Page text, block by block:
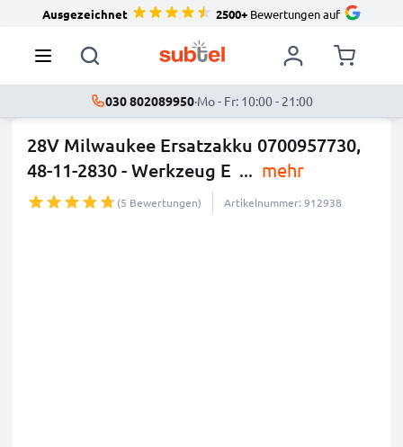
Ausgezeichnet 2500+Bewertungen auf
030 802089950·Mo - Fr: 10:00 - 21:00
28V Milwaukee Ersatzakku 0700957730,
48-11-2830 - Werkzeug E ... mehr
(5 Bewertungen) Artikelnummer: 912938